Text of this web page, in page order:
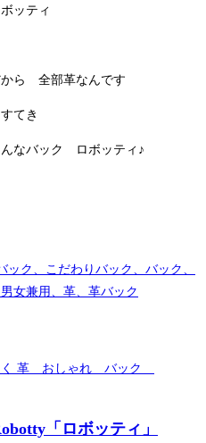
ッティ
ら 全部革なんです
てき
なバック ロボッティ♪
ク、こだわりバック、バック、
女兼用、革、革バック
「ロボッティ」